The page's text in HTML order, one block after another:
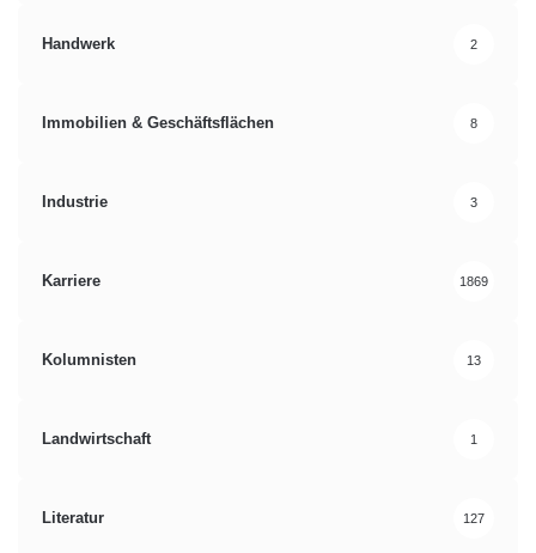
Handwerk 2
Immobilien & Geschäftsflächen 8
Industrie 3
Karriere 1869
Kolumnisten 13
Landwirtschaft 1
Literatur 127